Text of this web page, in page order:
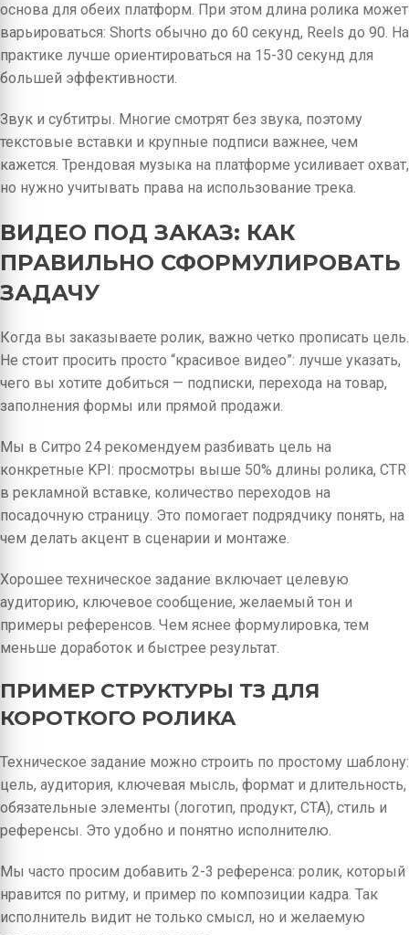
основа для обеих платформ. При этом длина ролика может
варьироваться: Shorts обычно до 60 секунд, Reels до 90. На
практике лучше ориентироваться на 15-30 секунд для
большей эффективности.
Звук и субтитры. Многие смотрят без звука, поэтому
текстовые вставки и крупные подписи важнее, чем
кажется. Трендовая музыка на платформе усиливает охват,
но нужно учитывать права на использование трека.
ВИДЕО ПОД ЗАКАЗ: КАК
ПРАВИЛЬНО СФОРМУЛИРОВАТЬ
ЗАДАЧУ
Когда вы заказываете ролик, важно четко прописать цель.
Не стоит просить просто “красивое видео”: лучше указать,
чего вы хотите добиться — подписки, перехода на товар,
заполнения формы или прямой продажи.
Мы в Ситро 24 рекомендуем разбивать цель на
конкретные KPI: просмотры выше 50% длины ролика, CTR
в рекламной вставке, количество переходов на
посадочную страницу. Это помогает подрядчику понять, на
чем делать акцент в сценарии и монтаже.
Хорошее техническое задание включает целевую
аудиторию, ключевое сообщение, желаемый тон и
примеры референсов. Чем яснее формулировка, тем
меньше доработок и быстрее результат.
ПРИМЕР СТРУКТУРЫ ТЗ ДЛЯ
КОРОТКОГО РОЛИКА
Техническое задание можно строить по простому шаблону:
цель, аудитория, ключевая мысль, формат и длительность,
обязательные элементы (логотип, продукт, CTA), стиль и
референсы. Это удобно и понятно исполнителю.
Мы часто просим добавить 2-3 референса: ролик, который
нравится по ритму, и пример по композиции кадра. Так
исполнитель видит не только смысл, но и желаемую